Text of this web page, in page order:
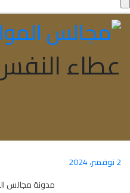
عطاء
2 نوفمبر، 2024
مدونة مجالس